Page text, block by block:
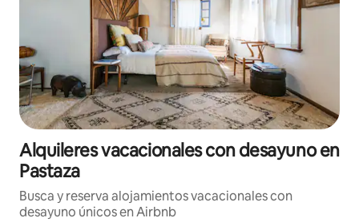
Alquileres vacacionales con desayuno en
Pastaza
Busca y reserva alojamientos vacacionales con
desayuno únicos en Airbnb